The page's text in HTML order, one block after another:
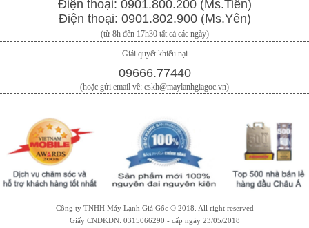
Điện thoại: 0901.800.200 (Ms.Tiên)
Điện thoại: 0901.802.900 (Ms.Yên)
(từ 8h đến 17h30 tất cả các ngày)
Giải quyết khiếu nại
09666.77440
(hoặc gửi email về: cskh@maylanhgiagoc.vn)
Công ty TNHH Máy Lạnh Giá Gốc © 2018. All right reserved
Giấy CNĐKDN: 0315066290 - cấp ngày 23/05/2018